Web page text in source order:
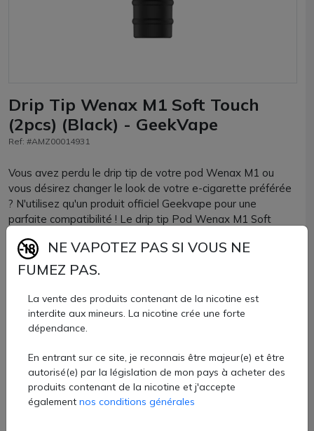
Drip Tip Wenax M1 Soft Touch
(2pcs) (Black) - GeekVape
Ref: #AMZ00014931
Vous avez perdu le drip tip de votre pod Wenax M1 ou
vous désirez changer le look de votre e-cigarette préférée
? N'utilisez qu'un produit officiel Geekvape pour une
parfaite compatibilité ! Le drip tip Pod Wenax M1 Soft
embout tout doux pour vos lèvres.
Wenax M1, Wenax M2, Wenax M Starter, mais également
à tous les clearomiseurs et atomiseurs reconstructibles
acceptant ce format.
Drip tip Wenax M1 Geekvape vendus par lots de 2 unités
chez AZVape e-cigarettes.
2,70 €
NE VAPOTEZ PAS SI VOUS NE
FUMEZ PAS.
La vente des produits contenant de la nicotine est
interdite aux mineurs. La nicotine crée une forte
dépendance.
En entrant sur ce site, je reconnais être majeur(e) et être
autorisé(e) par la législation de mon pays à acheter des
produits contenant de la nicotine et j'accepte
également nos conditions générales